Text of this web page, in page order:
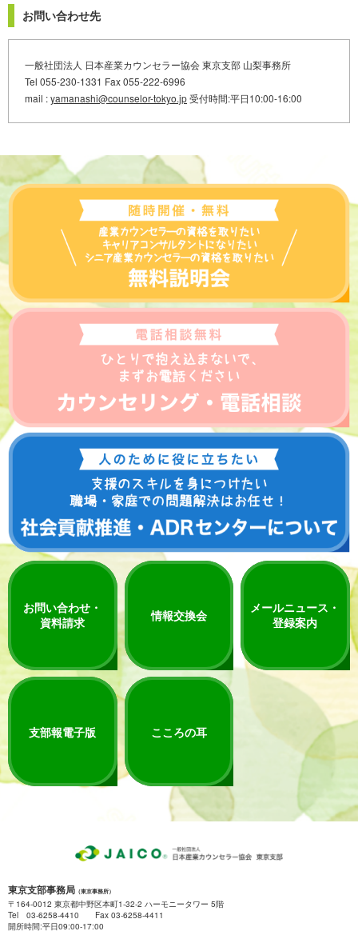
お問い合わせ先
一般社団法人 日本産業カウンセラー協会 東京支部 山梨事務所
Tel 055-230-1331 Fax 055-222-6996
mail :yamanashi@counselor-tokyo.jp受付時間:平日10:00-16:00
お問い合わせ・
資料請求
情報交換会
メールニュース・
登録案内
支部報電子版 こころの耳
東京支部事務局 （東京事務所）
〒164-0012 東京都中野区本町1-32-2 ハーモニータワー 5階
Tel 03-6258-4410 Fax 03-6258-4411
開所時間:平日09:00-17:00